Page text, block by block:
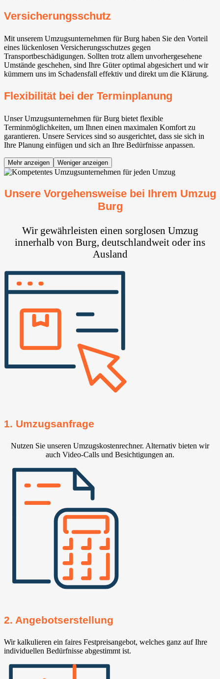
Versicherungsschutz
Mit unserem Umzugsunternehmen für Burg haben Sie den Vorteil
eines lückenlosen Versicherungsschutzes gegen
Transportbeschädigungen. Sollten trotz allem unvorhergesehene
Umstände geschehen, sind Ihre Güter optimal abgesichert und wir
kümmern uns im Schadensfall effektiv und direkt um die Klärung.
Flexibilität bei der Terminplanung
Unser Umzugsunternehmen für Burg bietet flexible
Terminmöglichkeiten, um Ihnen einen maximalen Komfort zu
garantieren. Unsere Services sind so ausgerichtet, dass sie sich in
Ihre Planung einfügen und sich an Ihre Bedürfnisse anpassen.
Mehr anzeigen Weniger anzeigen
Unsere Vorgehensweise bei Ihrem Umzug
Burg
Wir gewährleisten einen sorglosen Umzug
innerhalb von Burg, deutschlandweit oder ins
Ausland
1. Umzugsanfrage
Nutzen Sie unseren Umzugskostenrechner. Alternativ bieten wir
auch Video-Calls und Besichtigungen an.
2. Angebotserstellung
Wir kalkulieren ein faires Festpreisangebot, welches ganz auf Ihre
individuellen Bedürfnisse abgestimmt ist.